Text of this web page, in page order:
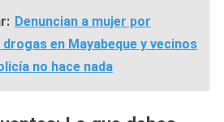
Denuncian a mujer por
en Mayabeque y vecinos
no hace nada